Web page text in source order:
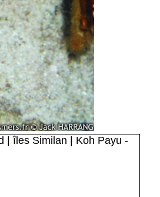
| îles Similan | Koh Payu -